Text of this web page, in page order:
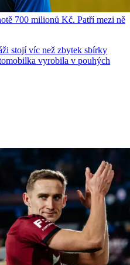
700 milionů Kč. Patří mezi ně
stojí víc než zbytek sbírky
vyrobila v pouhých